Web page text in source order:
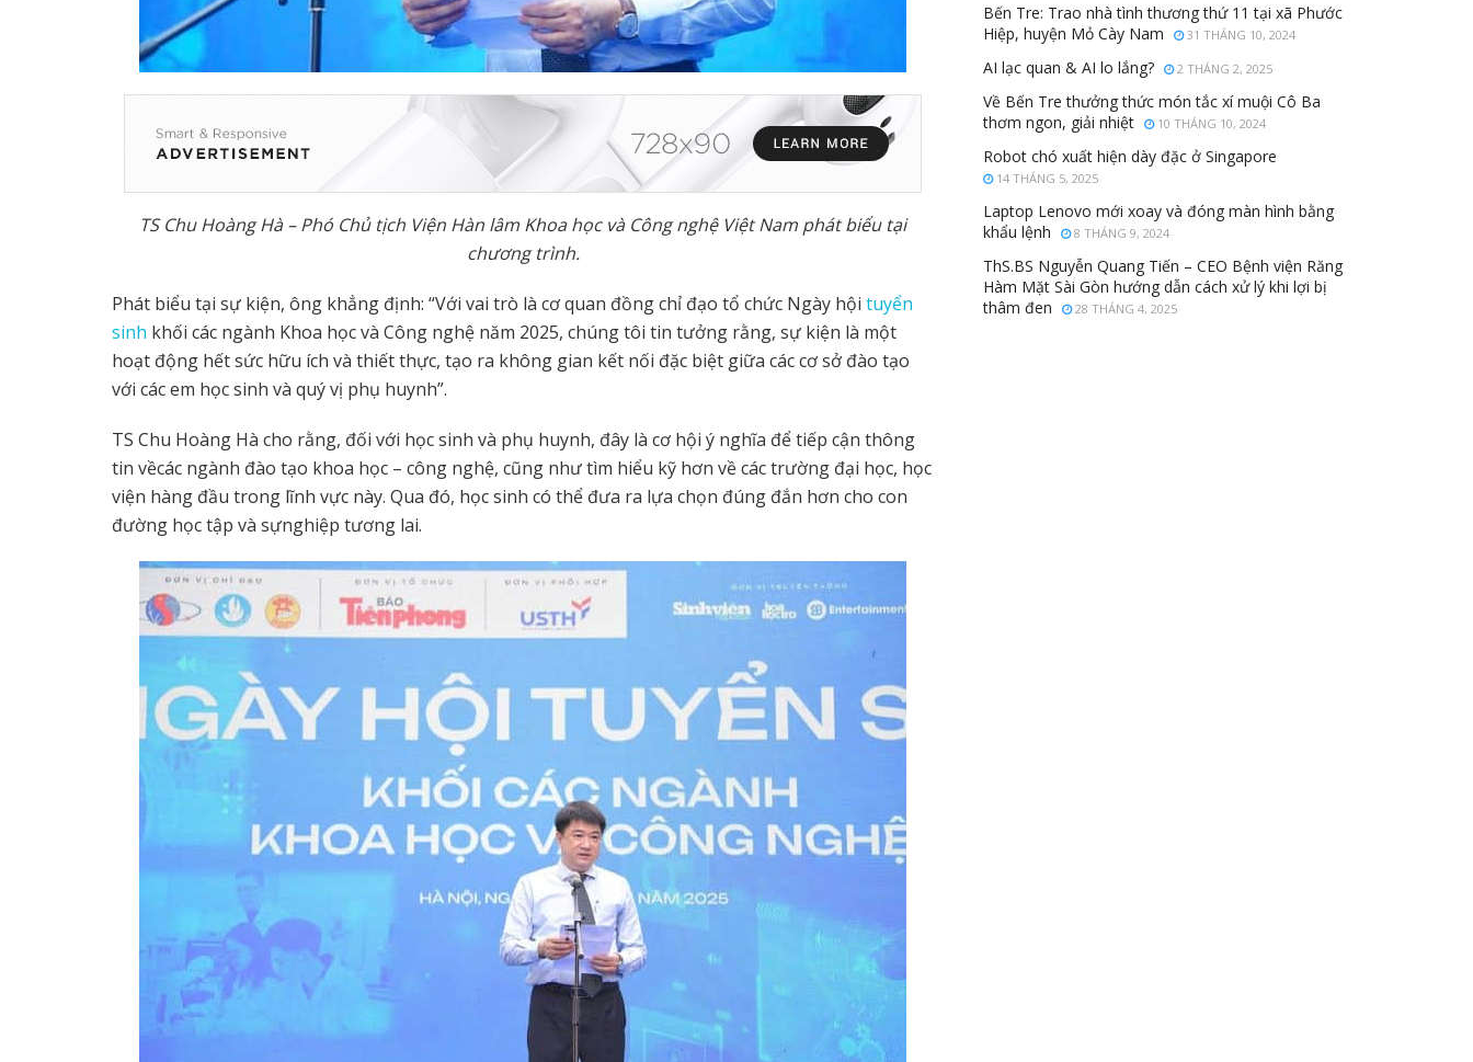
TS Chu Hoàng Hà – Phó Chủtịch Viện Hàn lâm Khoa học và Công nghệViệt Nam phát biểu tại
chương trình.
Phát biểu tại sự kiện, ông khẳng định: “Với vai trò là cơ quan đồng chỉ đạo tổ chức Ngày hội tuyển
sinh khối các ngành Khoa học và Công nghệ năm 2025, chúng tôi tin tưởng rằng, sự kiện là một
hoạt động hết sức hữu ích và thiết thực, tạo ra không gian kết nối đặc biệt giữa các cơ sở đào tạo
với các em học sinh và quý vị phụ huynh”.
TS Chu Hoàng Hà cho rằng, đối với học sinh và phụ huynh, đây là cơ hội ý nghĩa để tiếp cận thông
tin vềcác ngành đào tạo khoa học – công nghệ, cũng như tìm hiểu kỹ hơn về các trường đại học, học
viện hàng đầu trong lĩnh vực này. Qua đó, học sinh có thể đưa ra lựa chọn đúng đắn hơn cho con
đường học tập và sựnghiệp tương lai.
Bến Tre: Trao nhà tình thương thứ 11 tại xã Phước
Hiệp, huyện Mỏ Cày Nam
31 THÁNG 10, 2024
AI lạc quan & AI lo lắng? 2 THÁNG 2, 2025
Về Bến Tre thưởng thức món tắc xí muội Cô Ba
thơm ngon, giải nhiệt
10 THÁNG 10, 2024
Robot chó xuất hiện dày đặc ở Singapore
14 THÁNG 5, 2025
Laptop Lenovo mới xoay và đóng màn hình bằng
khẩu lệnh
8 THÁNG 9, 2024
ThS.BS Nguyễn Quang Tiến – CEO Bệnh viện Răng
Hàm Mặt Sài Gòn hướng dẫn cách xử lý khi lợi bị
thâm đen
28 THÁNG 4, 2025